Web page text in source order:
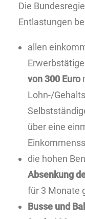
Die
Entlastungen
allen
von 300 Euro
Lohn-/
über eine
die hohen
Absenkung
für 3 Monate
Busse und